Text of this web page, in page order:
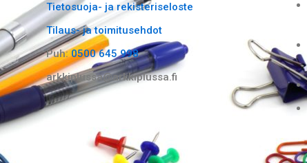
Tietosuoja- ja rekisteriseloste
Tilaus- ja toimitusehdot
Puh:0500 645 998
arkkiplussa@arkkiplussa.fi